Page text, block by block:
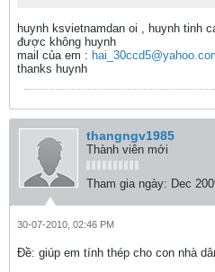
huynh ksvietnamdan oi , huynh tinh
được không huynh
mail của em :
thanks huynh
thangngv1985
Thành viên mới
Tham gia ngày: Dec
30-07-2010, 02:46 PM
Ðề: giúp em tính thép cho con nhà